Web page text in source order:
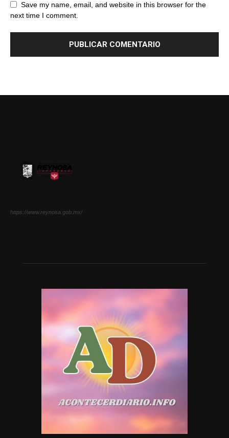
Save my name, email, and website in this browser for the
next time I comment.
https://www.reynosa.gob.mx/